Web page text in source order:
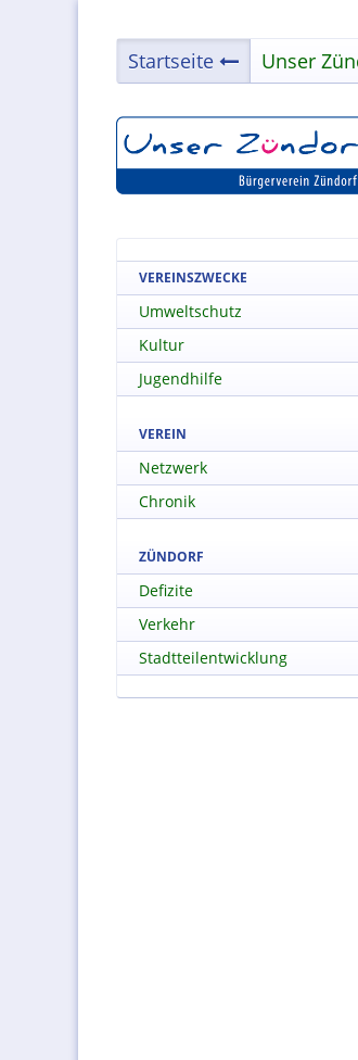
Startseite Unser
VEREINSZWECKE
Umweltschutz
Kultur
Jugendhilfe
VEREIN
Netzwerk
Chronik
ZÜNDORF
Defizite
Verkehr
Stadtteilentwicklung